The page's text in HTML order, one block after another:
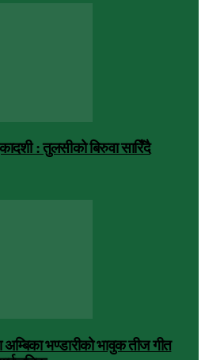
: तुलसीको बिरुवा सारिँदै
भण्डारीको भावुक तीज गीत